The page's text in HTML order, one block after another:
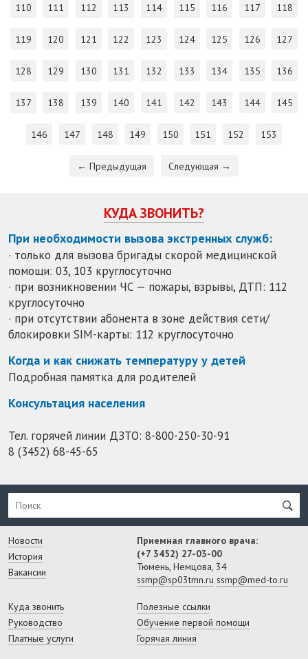
110 111 112 113 114 115 116 117 118
119 120 121 122 123 124 125 126 127
128 129 130 131 132 133 134 135 136
137 138 139 140 141 142 143 144 145
146 147 148 149 150 151 152 153
← Предыдущая Следующая →
КУДА ЗВОНИТЬ?
При необходимости вызова экстренных служб:
· только для вызова бригады скорой медицинской
помощи: 03, 103 круглосуточно
· при возникновении ЧС — пожары, взрывы, ДТП: 112
круглосуточно
· при отсутствии абонента в зоне действия сети/
блокировки SIM-карты: 112 круглосуточно
Когда и как снижать температуру у детей
Подробная памятка для родителей
Консультация населения
Тел. горячей линии ДЗТО: 8-800-250-30-91
8 (3452) 68-45-65
Новости
История
Вакансии
Приемная главного врача:
(+7 3452) 27-03-00
Тюмень, Немцова, 34
ssmp@sp03tmn.ru ssmp@med-to.ru
Куда звонить
Руководство
Платные услуги
Полезные ссылки
Обучение первой помощи
Горячая линия